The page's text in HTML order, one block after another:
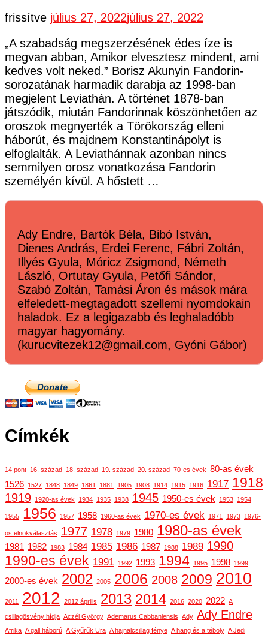
frissítve július 27, 2022július 27, 2022
„A szabadság megszerzésének édes íze is
megvan abban, Amikor elvesztesz mindent, ami
kedves volt neked.” Borisz Akunyin Fandorin-
sorozatának harmadik darabja az 1998-ban
megjelent Leviathán. A történet 1878-ban
játszódik, miután Fandorinnak köszönhetően az
oroszok megnyerték a Törökország elleni
háborút, és majdnem Konstantinápolyt is
elfoglalták. A Leviathánnak azonban nincs
semmilyen orosz vonatkozása Fandorin
személyén kívül. A hőstett …
Ady Endre, Bartók Béla, Bibó István,
Dienes András, Erdei Ferenc, Fábri Zoltán,
Illyés Gyula, Móricz Zsigmond, Németh
László, Ortutay Gyula, Petőfi Sándor,
Szabó Zoltán, Tamási Áron és mások mára
elfeledett-megtagadott szellemi nyomdokain
haladok. Ez a legigazabb és leghaladóbb
magyar hagyomány.
(kurucvitezek12@gmail.com, Gyóni Gábor)
Címkék
14 pont 16. század 18. század 19. század 20. század 70-es évek 80-as évek
1526 1527 1848 1849 1861 1881 1905 1908 1914 1915 1916 1917 1918
1919 1920-as évek 1934 1935 1938 1945 1950-es évek 1953 1954
1955 1956 1957 1958 1960-as évek 1970-es évek 1971 1973 1976-
os elnökválasztás 1977 1978 1979 1980 1980-as évek
1981 1982 1983 1984 1985 1986 1987 1988 1989 1990
1990-es évek 1991 1992 1993 1994 1995 1998 1999
2000-es évek 2002 2005 2006 2008 2009 2010
2011 2012 2012 április 2013 2014 2016 2020 2022 A
csillagösvény hídja Aczél György Ademarus Cabbaniensis Ady Ady Endre
Afrika A gall háború A Gyűrűk Ura A hajnalcsillag fénye A hang és a téboly A Jedi